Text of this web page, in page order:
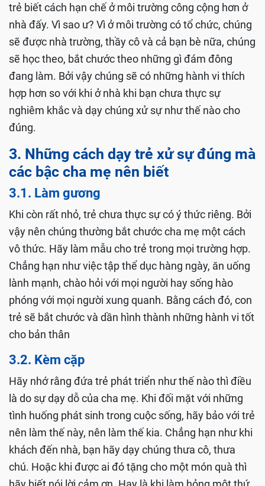
trẻ biết cách hạn chế ở môi trường công cộng hơn ở
nhà đấy. Vì sao ư? Vì ở môi trường có tổ chức, chúng
sẽ được nhà trường, thầy cô và cả bạn bè nữa, chúng
sẽ học theo, bắt chước theo những gì đám đông
đang làm. Bởi vậy chúng sẽ có những hành vi thích
hợp hơn so với khi ở nhà khi bạn chưa thực sự
nghiêm khắc và dạy chúng xử sự như thế nào cho
đúng.
3. Những cách dạy trẻ xử sự đúng mà
các bậc cha mẹ nên biết
3.1. Làm gương
Khi còn rất nhỏ, trẻ chưa thực sự có ý thức riêng. Bởi
vậy nên chúng thường bắt chước cha mẹ một cách
vô thức. Hãy làm mẫu cho trẻ trong mọi trường hợp.
Chẳng hạn như việc tập thể dục hàng ngày, ăn uống
lành mạnh, chào hỏi với mọi người hay sống hào
phóng với mọi người xung quanh. Bằng cách đó, con
trẻ sẽ bắt chước và dần hình thành những hành vi tốt
cho bản thân
3.2. Kèm cặp
Hãy nhớ rằng đứa trẻ phát triển như thế nào thì điều
là do sự dạy dỗ của cha mẹ. Khi đối mặt với những
tình huống phát sinh trong cuộc sống, hãy bảo với trẻ
nên làm thế này, nên làm thế kia. Chẳng hạn như khi
khách đến nhà, bạn hãy dạy chúng thưa cô, thưa
chú. Hoặc khi được ai đó tặng cho một món quà thì